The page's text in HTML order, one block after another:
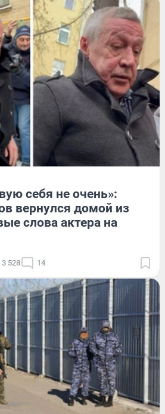
себя не очень»:
вернулся домой из
слова актера на
3 528 14